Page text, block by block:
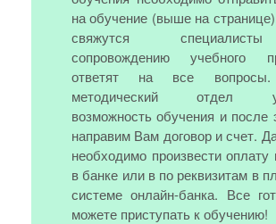
на обучение (выше на
свяжутся
сопровождению учебного
ответят на все
методический отдел
возможность обучения и после
направим Вам договор и счет.
необходимо произвести оплату
в банке или в по реквизитам в
системе онлайн-банка. Все
можете приступать к обучению!